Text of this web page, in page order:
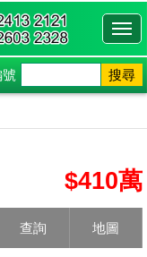
搜尋
$410萬
查詢 地圖